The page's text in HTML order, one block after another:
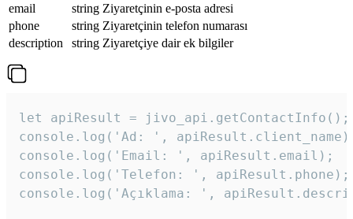
email
string Ziyaretçinin e-posta adresi
phone
string Ziyaretçinin telefon numarası
description
string Ziyaretçiye dair ek bilgiler
let apiResult = jivo_api.getContactInfo();
console.log('Ad: ',
console.log('Email: ', apiResult.email);
console.log('Telefon: ', apiResult.phone);
console.log('Açıklama: ',